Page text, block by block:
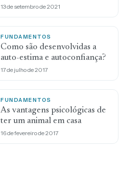
13 de setembro de 2021
FUNDAMENTOS
Como são desenvolvidas a
auto-estima e autoconfiança?
17 de julho de 2017
FUNDAMENTOS
As vantagens psicológicas de
ter um animal em casa
16 de fevereiro de 2017